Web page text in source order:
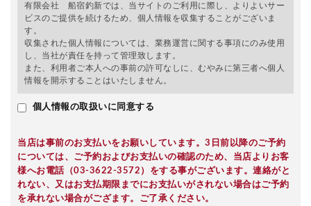
有限会社 船宿釣新では、当サイトのご利用に際し、よりよいサー
ビスのご提供を続けるため、個人情報を収集することがございま
す。
収集された個人情報については、業務運営に関する事項にのみ使用
し、当社が責任を持って管理致します。
また、利用者ご本人への事前の許可なしに、むやみに第三者へ個人
情報を開示することはいたしません。
個人情報の取扱いに同意する
当店は事前のお支払いをお願いしています。3日前以降のご予約
については、ご予約およびお支払いの確認のため、当店よりお客
様へお電話（03-3622-3572）をする事がございます。連絡がと
れない、又はお支払期限までにお支払いがされない場合はご予約
を承れない場合がござます。ご了承ください。